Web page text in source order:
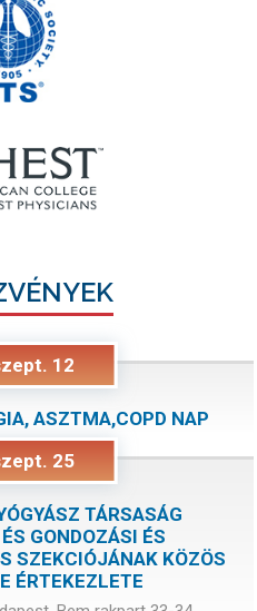
12
ASZTMA,COPD NAP
25
TÁRSASÁG
GONDOZÁSI ÉS
SZEKCIÓJÁNAK KÖZÖS
ÉRTEKEZLETE